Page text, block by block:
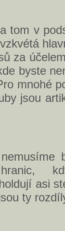
tom v
za
byste
mnohé
jsou
asi
ty